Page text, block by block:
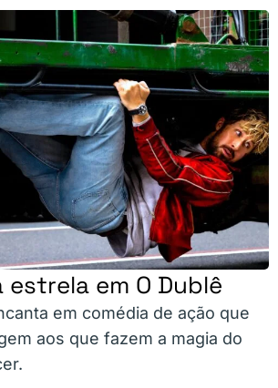
estrela em O Dublê
em comédia de ação que
aos que fazem a magia do